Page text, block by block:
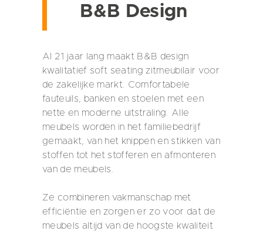
B&B Design
Al 21 jaar lang maakt B&B design
kwalitatief soft seating zitmeubilair voor
de zakelijke markt. Comfortabele
fauteuils, banken en stoelen met een
nette en moderne uitstraling. Alle
meubels worden in het familiebedrijf
gemaakt, van het knippen en stikken van
stoffen tot het stofferen en afmonteren
van de meubels.
Ze combineren vakmanschap met
efficiëntie en zorgen er zo voor dat de
meubels altijd van de hoogste kwaliteit